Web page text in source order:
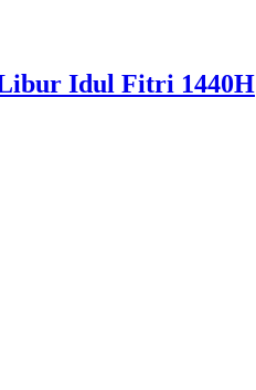
Idul Fitri 1440H